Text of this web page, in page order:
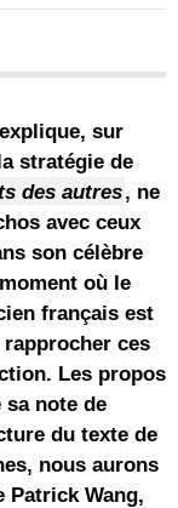
sur
stratégie de
des autres, ne
avec ceux
son célèbre
où le
français est
ces
Les propos
sa note de
du texte de
nous aurons
Patrick Wang,